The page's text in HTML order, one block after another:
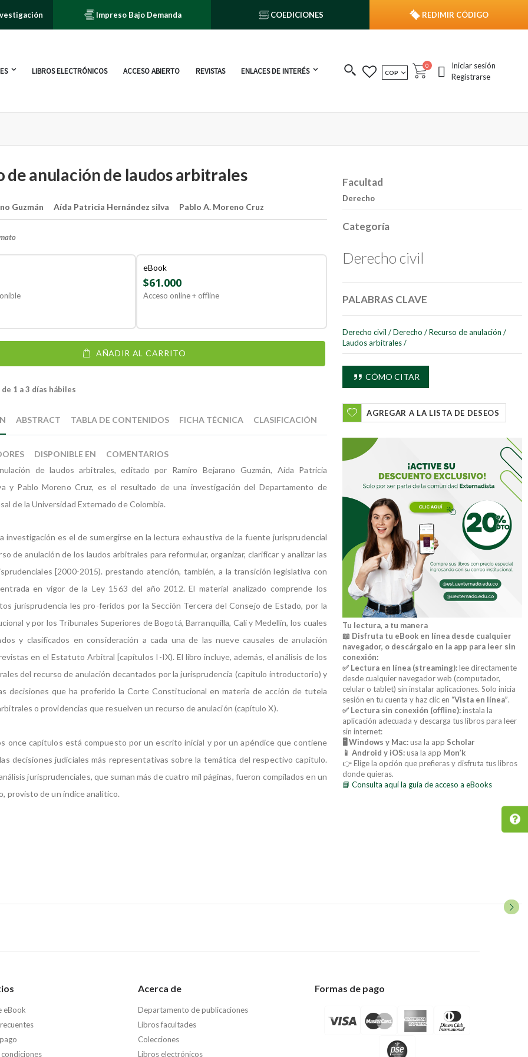
Impreso Bajo Demanda COEDICIONES REDIMIR CÓDIGO
LIBROS ELECTRÓNICOS ACCESO ABIERTO REVISTAS ENLACES DE INTERÉS MONEDA
COP Cart
0 publicacionesIniciar sesión
Registrarse
de anulación de laudos arbitrales
Guzmán
Aída Patricia Hernández silva Pablo A. Moreno Cruz
eBook
$61.000
Acceso online + offline
AÑADIR AL CARRITO
1 a 3 días hábiles
de laudos arbitrales, editado por Ramiro Bejarano Guzmán, Aída Patricia
y Pablo Moreno Cruz, es el resultado de una investigación del Departamento de
de la Universidad Externado de Colombia.
investigación es el de sumergirse en la lectura exhaustiva de la fuente jurisprudencial
de anulación de los laudos arbitrales para reformular, organizar, clarificar y analizar las
[2000-2015). prestando atención, también, a la transición legislativa con
en vigor de la Ley 1563 del año 2012.El material analizado comprende los
jurisprudencia les pro-feridos por la Sección Tercera del Consejo de Estado, por la
y por los Tribunales Superiores de Bogotá, Barranquilla, Cali y Medellín, los cuales
y clasificados en consideración a cada una de las nueve causales de anulación
en el Estatuto Arbitral [capítulos I-IX). El libro incluye, además, el análisis de los
del recurso de anulación decantados por la jurisprudencia (capítulo introductorio) y
decisiones que ha proferido la Corte Constitucional en materia de acción de tutela
o providencias que resuelven un recurso de anulación (capítulo X).
once capítulos está compuesto por un escrito inicial y por un apéndice que contiene
decisiones judiciales más representativas sobre la temática del respectivo capítulo.
jurisprudenciales, que suman más de cuatro mil páginas, fueron compilados en un
provisto de un índice analítico.
ABSTRACT TABLA DE CONTENIDOS FICHA TÉCNICA CLASIFICACIÓN
DISPONIBLE EN COMENTARIOS
Facultad
Derecho
Categoría
Derecho civil
PALABRAS CLAVE
Derecho civil / Derecho / Recurso de anulación /
Laudos arbitrales /
CÓMO CITAR
AGREGAR A LA LISTA DE DESEOS
Tu lectura, a tu manera
📖 Disfruta tu eBook en línea desde cualquier
navegador, o descárgalo en la app para leer sin
conexión:
✅ Lectura en línea (streaming):lee directamente
desde cualquier navegador web (computador,
celular o tablet) sin instalar aplicaciones. Solo inicia
sesión en tu cuenta y haz clic en “Vista en línea”.
✅ Lectura sin conexión (offline):instala la
aplicación adecuada y descarga tus libros para leer
sin internet:
🖥️ Windows y Mac:usa la app Scholar
📱 Android y iOS:usa la app Mon’k
👉 Elige la opción que prefieras y disfruta tus libros
donde quieras.
📘 Consulta aquí la guía de acceso a eBooks
eBook
Acerca de
Departamento de publicaciones
Libros facultades
Colecciones
Libros electrónicos
Formas de pago